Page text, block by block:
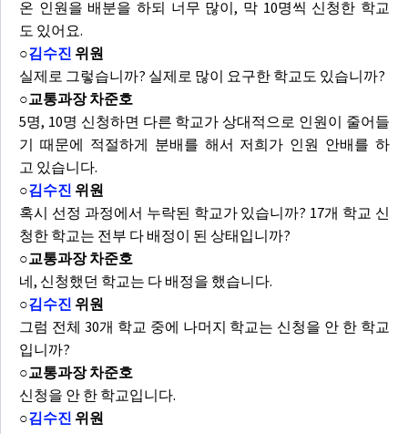
온 인원을 배분을 하되 너무 많이, 막 10명씩 신청한 학교
도 있어요.
○김수진 위원
실제로 그렇습니까? 실제로 많이 요구한 학교도 있습니까?
○교통과장 차준호
5명, 10명 신청하면 다른 학교가 상대적으로 인원이 줄어들
기 때문에 적절하게 분배를 해서 저희가 인원 안배를 하
고 있습니다.
○김수진 위원
혹시 선정 과정에서 누락된 학교가 있습니까? 17개 학교 신
청한 학교는 전부 다 배정이 된 상태입니까?
○교통과장 차준호
네, 신청했던 학교는 다 배정을 했습니다.
○김수진 위원
그럼 전체 30개 학교 중에 나머지 학교는 신청을 안 한 학교
입니까?
○교통과장 차준호
신청을 안 한 학교입니다.
○김수진 위원